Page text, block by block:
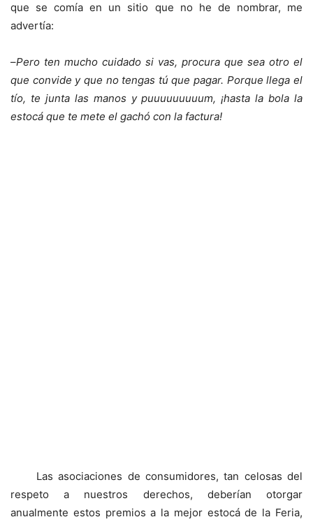
que se comía en un sitio que no he de nombrar, me
advertía:
–Pero ten mucho cuidado si vas, procura que sea otro el
que convide y que no tengas tú que pagar. Porque llega el
tío, te junta las manos y puuuuuuuuum, ¡hasta la bola la
estocá que te mete el gachó con la factura!
Las asociaciones de consumidores, tan celosas del
respeto a nuestros derechos, deberían otorgar
anualmente estos premios a la mejor estocá de la Feria,